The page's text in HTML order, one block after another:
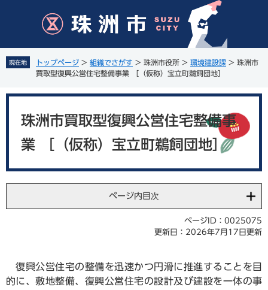
先
頭
す
を
飛
し
現在地 トップページ > 組織でさがす > 珠洲市役所 > 環境建設課 > 珠洲市
買取型復興公営住宅整備事業 ［（仮称）宝立町鵜飼団地］
珠洲市買取型復興公営住宅整備事
業 ［（仮称）宝立町鵜飼団地］
ページ内目次
ページID：0025075
更新日：2026年7月17日更新
復興公営住宅の整備を迅速かつ円滑に推進することを目
的に、敷地整備、復興公営住宅の設計及び建設を一体の事